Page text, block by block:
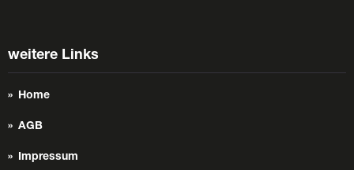
weitere Links
Home
AGB
Impressum